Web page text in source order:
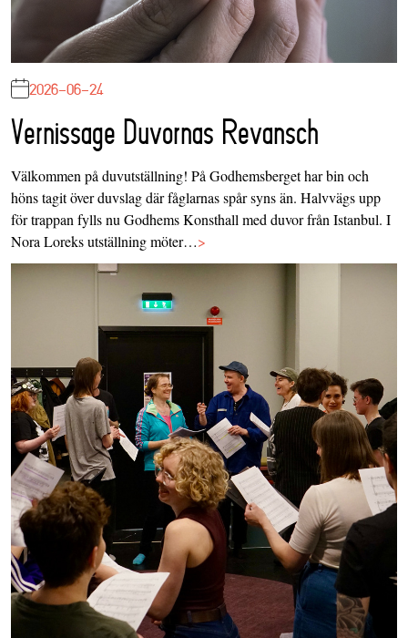
2026-06-24
Vernissage Duvornas Revansch
Välkommen på duvutställning! På Godhemsberget har bin och
höns tagit över duvslag där fåglarnas spår syns än. Halvvägs upp
för trappan fylls nu Godhems Konsthall med duvor från Istanbul. I
Nora Loreks utställning möter…>